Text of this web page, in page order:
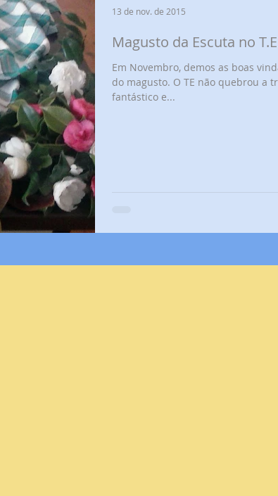
Magusto da Escuta no
Em Novembro, demos as boas vindas ao Outono com a celebração
do magusto. O TE não quebrou a
fantástico e...
13 de nov. de 2015